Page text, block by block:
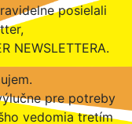
posielali
NEWSLETTERA.
pre potreby
vedomia tretím